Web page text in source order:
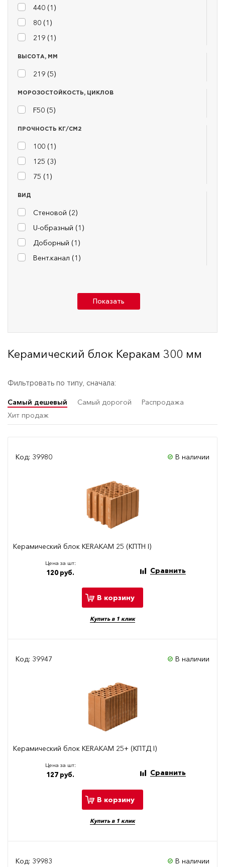
440 (1 )
80 (1 )
219 (1 )
ВЫСОТА, ММ
219 (5)
МОРОЗОСТОЙКОСТЬ, ЦИКЛОВ
F50 (5)
ПРОЧНОСТЬ КГ/СМ2
100 (1 )
125 (3)
75 (1 )
ВИД
Стеновой (2)
U-образный (1 )
Доборный (1 )
Вент.канал (1 )
Показать
Керамический блок Керакам 300 мм
Фильтровать по типу, сначала:
Самый дешевый Самый дорогой
Распродажа
Хит продаж
Код: 39980 В наличии
Керамический блок KERAKAM 25 (КПТН I)
Цена за шт:
120 руб. Сравнить
В корзину
Купить в 1 клик
Код: 39947 В наличии
Керамический блок KERAKAM 25+ (КПТД I)
Цена за шт:
127 руб. Сравнить
В корзину
Купить в 1 клик
Код: 39983 В наличии